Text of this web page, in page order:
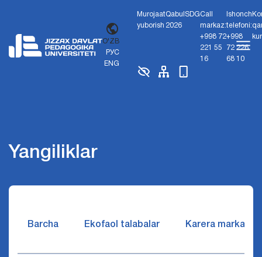
O'ZB
РУС
ENG
Murojaat
yuborish
Qabul
2026
SDGCall
markaz:
+998 72
221 55
16
Ishonch
telefoni:
+998
72 226
68 10
Yangiliklar
Barcha Ekofaol talabalar Karera markazi